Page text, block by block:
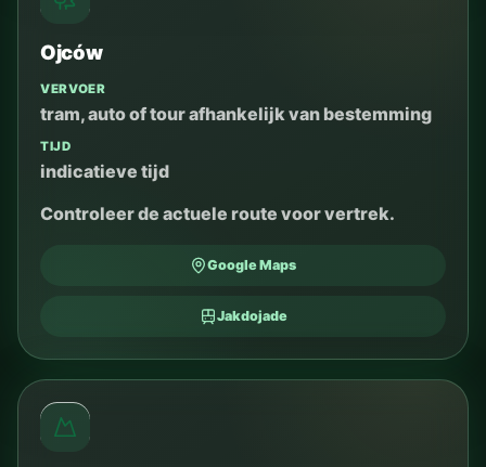
Ojców
VERVOER
tram, auto of tour afhankelijk van bestemming
TIJD
indicatieve tijd
Controleer de actuele route voor vertrek.
Google Maps
Jakdojade